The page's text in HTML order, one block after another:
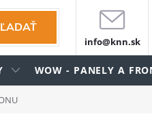
info@knn.sk
WOW - PANELY A